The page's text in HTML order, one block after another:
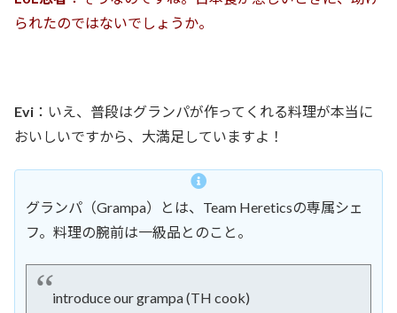
られたのではないでしょうか。
Evi ：いえ、普段はグランパが作ってくれる料理が本当に
おいしいですから、大満足していますよ！
グランパ（Grampa）とは、Team Hereticsの専属シェ
フ。料理の腕前は一級品とのこと。
introduce our grampa (TH cook)